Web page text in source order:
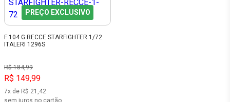
PREÇO EXCLUSIVO
F 104 G RECCE STARFIGHTER 1/72
ITALERI 1296S
R$ 184,99
R$ 149,99
7x de R$ 21,42